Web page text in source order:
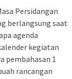
Persidangan
berlangsung saat
agenda
kegiatan
pembahasan 1
rancangan